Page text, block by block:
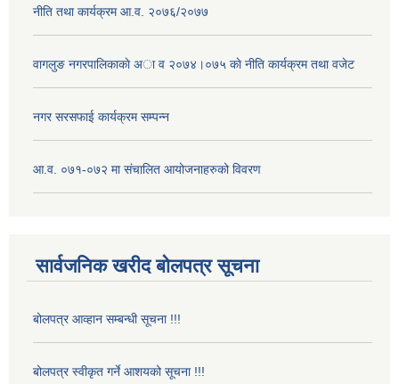
नीति तथा कार्यक्रम आ.व. २०७६/२०७७
वागलुङ नगरपालिकाकाे अा‍ व २०७४।०७५ काे नीति कार्यक्रम तथा वजेट
नगर सरसफाई कार्यक्रम सम्पन्न
आ.व. ०७१-०७२ मा संचालित आयोजनाहरुको विवरण
सार्वजनिक खरीद बोलपत्र सूचना
बोलपत्र आव्हान सम्बन्धी सूचना !!!
बोलपत्र स्वीकृत गर्ने आशयको सूचना !!!